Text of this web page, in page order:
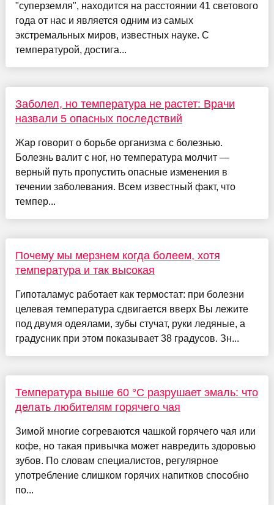
"суперземля", находится на расстоянии 41 светового
года от нас и является одним из самых
экстремальных миров, известных науке. С
температурой, достига...
Заболел, но температура не растет: Врачи
назвали 5 опасных последствий
Жар говорит о борьбе организма с болезнью.
Болезнь валит с ног, но температура молчит —
верный путь пропустить опасные изменения в
течении заболевания. Всем известный факт, что
темпер...
Почему мы мерзнем когда болеем, хотя
температура и так высокая
Гипоталамус работает как термостат: при болезни
целевая температура сдвигается вверх Вы лежите
под двумя одеялами, зубы стучат, руки ледяные, а
градусник при этом показывает 38 градусов. Зн...
Температура выше 60 °C разрушает эмаль: что
делать любителям горячего чая
Зимой многие согреваются чашкой горячего чая или
кофе, но такая привычка может навредить здоровью
зубов. По словам специалистов, регулярное
употребление слишком горячих напитков способно
по...